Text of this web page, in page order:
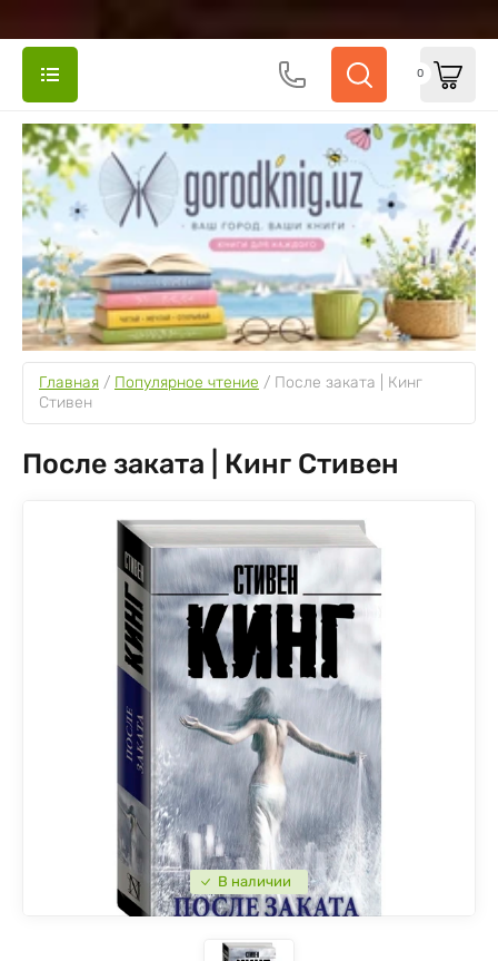
0
Главная / Популярное чтение / После заката | Кинг
Стивен
После заката | Кинг Стивен
В наличии